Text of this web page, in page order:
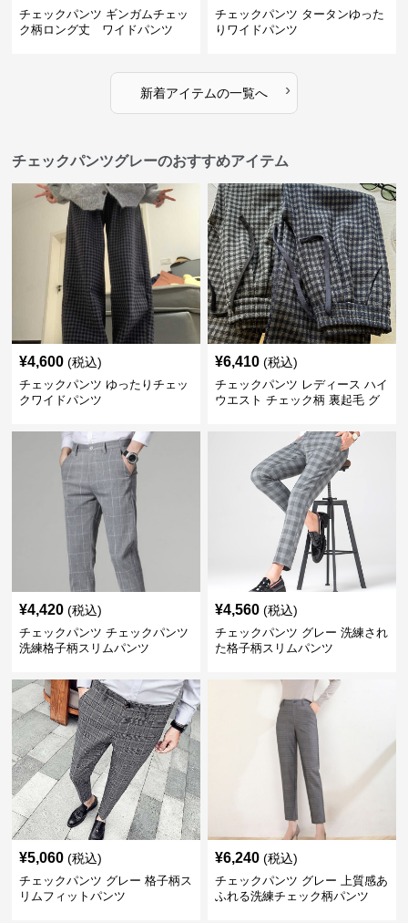
チェックパンツ ギンガムチェッ
ク柄ロング丈 ワイドパンツ
チェックパンツ タータンゆった
りワイドパンツ
新着アイテムの一覧へ ›
チェックパンツグレーのおすすめアイテム
¥4,600 (税込)
チェックパンツ ゆったりチェッ
クワイドパンツ
¥6,410 (税込)
チェックパンツ レディース ハイ
ウエスト チェック柄 裏起毛 グ
¥4,420 (税込)
チェックパンツ チェックパンツ
洗練格子柄スリムパンツ
¥4,560 (税込)
チェックパンツ グレー 洗練され
た格子柄スリムパンツ
¥5,060 (税込)
チェックパンツ グレー 格子柄ス
リムフィットパンツ
¥6,240 (税込)
チェックパンツ グレー 上質感あ
ふれる洗練チェック柄パンツ